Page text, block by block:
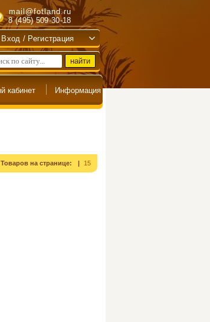
mail@fotland.ru
8 (495) 509-30-18
Вход / Регистрация
Товаров на странице: 15